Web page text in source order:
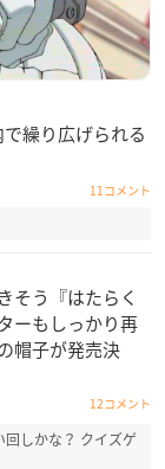
繰り広げられる
11コメント
そう『はたらく
ーもしっかり再
帽子が発売決
12コメント
しかな？ クイズゲ